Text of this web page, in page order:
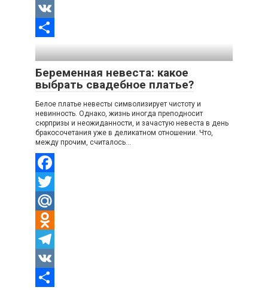
Telegram
VK
Беременная невеста: какое
выбрать свадебное платье?
Белое платье невесты символизирует чистоту и
невинность. Однако, жизнь иногда преподносит
сюрпризы и неожиданности, и зачастую невеста в день
бракосочетания уже в деликатном отношении. Что,
между прочим, считалось…
Facebook
Twitter
Mail.Ru
Odnoklassniki
Telegram
VK